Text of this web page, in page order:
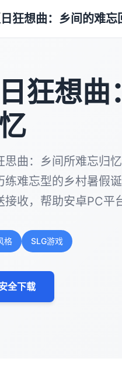
狂想曲：乡间的难忘
狂想曲
思曲：乡间所难忘归
练难忘型的乡村暑假
接收，帮助安卓PC平
格 SLG游戏
全下载